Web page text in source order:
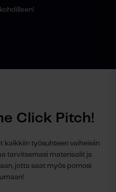
Click Pitch!
kaikkiin työsuhteen vaiheisiin
tarvitsemasi materiaalit ja
jotta saat myös pomosi